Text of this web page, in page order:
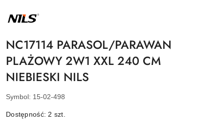
NAZWA
PRODUCENTA:
NC17114 PARASOL/PARAWAN
PLAŻOWY 2W1 XXL 240 CM
NIEBIESKI NILS
Symbol: 15-02-498
Dostępność:2 szt.